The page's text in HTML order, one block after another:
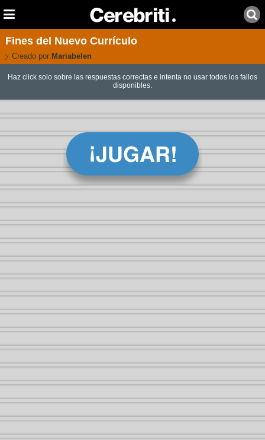
Fines del Nuevo Currículo
Creado por: Mariabelen
Haz click solo sobre las respuestas correctas e intenta no usar todos los fallos
disponibles.